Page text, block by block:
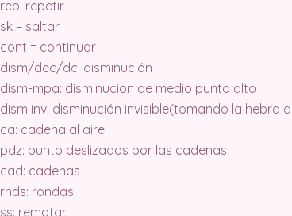
rep: repetir
sk = saltar
cont = continuar
dism/dec/dc: disminución
dism-mpa: disminucion de medio punto alto
dism inv: disminución invisible(tomando la hebra
ca: cadena al aire
pdz: punto deslizados por las cadenas
cad: cadenas
rnds: rondas
ss: rematar